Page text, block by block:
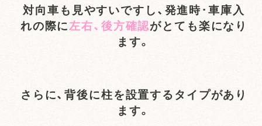
対向車も見やすいですし、発進時･車庫入
れの際に左右、後方確認がとても楽になり
ます。
さらに、背後に柱を設置するタイプがあり
ます。